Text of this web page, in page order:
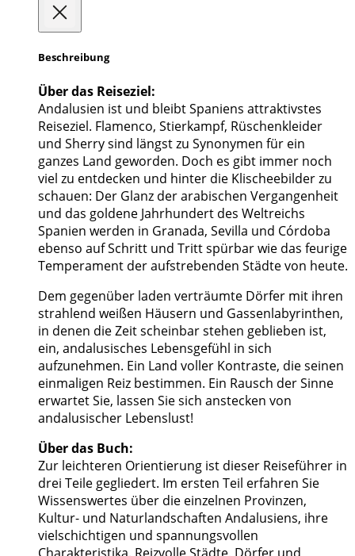
Beschreibung
Über das Reiseziel:
Andalusien ist und bleibt Spaniens attraktivstes
Reiseziel. Flamenco, Stierkampf, Rüschenkleider
und Sherry sind längst zu Synonymen für ein
ganzes Land geworden. Doch es gibt immer noch
viel zu entdecken und hinter die Klischeebilder zu
schauen: Der Glanz der arabischen Vergangenheit
und das goldene Jahrhundert des Weltreichs
Spanien werden in Granada, Sevilla und Córdoba
ebenso auf Schritt und Tritt spürbar wie das feurige
Temperament der aufstrebenden Städte von heute.
Dem gegenüber laden verträumte Dörfer mit ihren
strahlend weißen Häusern und Gassenlabyrinthen,
in denen die Zeit scheinbar stehen geblieben ist,
ein, andalusisches Lebensgefühl in sich
aufzunehmen. Ein Land voller Kontraste, die seinen
einmaligen Reiz bestimmen. Ein Rausch der Sinne
erwartet Sie, lassen Sie sich anstecken von
andalusischer Lebenslust!
Über das Buch:
Zur leichteren Orientierung ist dieser Reiseführer in
drei Teile gegliedert. Im ersten Teil erfahren Sie
Wissenswertes über die einzelnen Provinzen,
Kultur- und Naturlandschaften Andalusiens, ihre
vielschichtigen und spannungsvollen
Charakteristika. Reizvolle Städte, Dörfer und